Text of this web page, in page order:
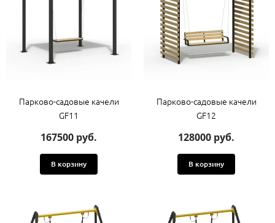
Парково-садовые качели
GF11
167500 руб.
В корзину
Парково-садовые качели
GF12
128000 руб.
В корзину